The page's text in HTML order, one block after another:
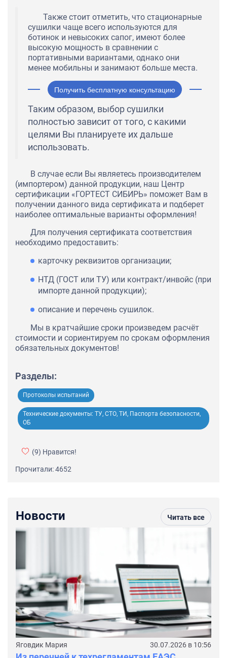
Также стоит отметить, что стационарные
сушилки чаще всего используются для
ботинок и невысоких сапог, имеют более
высокую мощность в сравнении с
портативными вариантами, однако они
менее мобильны и занимают больше места.
Получить бесплатную консультацию
Таким образом, выбор сушилки
полностью зависит от того, с какими
целями Вы планируете их дальше
использовать.
В случае если Вы являетесь производителем
(импортером) данной продукции, наш Центр
сертификации «ГОРТЕСТ СИБИРЬ» поможет Вам в
получении данного вида сертификата и подберет
наиболее оптимальные варианты оформления!
Для получения сертификата соответствия
необходимо предоставить:
карточку реквизитов организации;
НТД (ГОСТ или ТУ) или контракт/инвойс (при
импорте данной продукции);
описание и перечень сушилок.
Мы в кратчайшие сроки произведем расчёт
стоимости и сориентируем по срокам оформления
обязательных документов!
Разделы:
Протоколы испытаний
Технические документы: ТУ, СТО, ТИ, Паспорта безопасности,
ОБ
(9) Нравится!
Прочитали: 4652
Новости Читать все
Яговдик Мария 30.07.2026 в 10:56